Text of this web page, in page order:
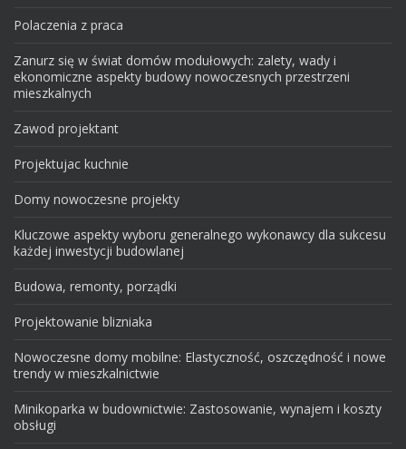
Polaczenia z praca
Zanurz się w świat domów modułowych: zalety, wady i
ekonomiczne aspekty budowy nowoczesnych przestrzeni
mieszkalnych
Zawod projektant
Projektujac kuchnie
Domy nowoczesne projekty
Kluczowe aspekty wyboru generalnego wykonawcy dla sukcesu
każdej inwestycji budowlanej
Budowa, remonty, porządki
Projektowanie blizniaka
Nowoczesne domy mobilne: Elastyczność, oszczędność i nowe
trendy w mieszkalnictwie
Minikoparka w budownictwie: Zastosowanie, wynajem i koszty
obsługi